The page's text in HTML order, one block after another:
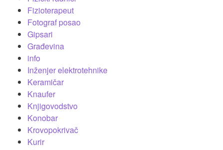
Fizioterapeut
Fotograf posao
Gipsari
Građevina
info
Inženjer elektrotehnike
Keramičar
Knaufer
Knjigovodstvo
Konobar
Krovopokrivač
Kurir